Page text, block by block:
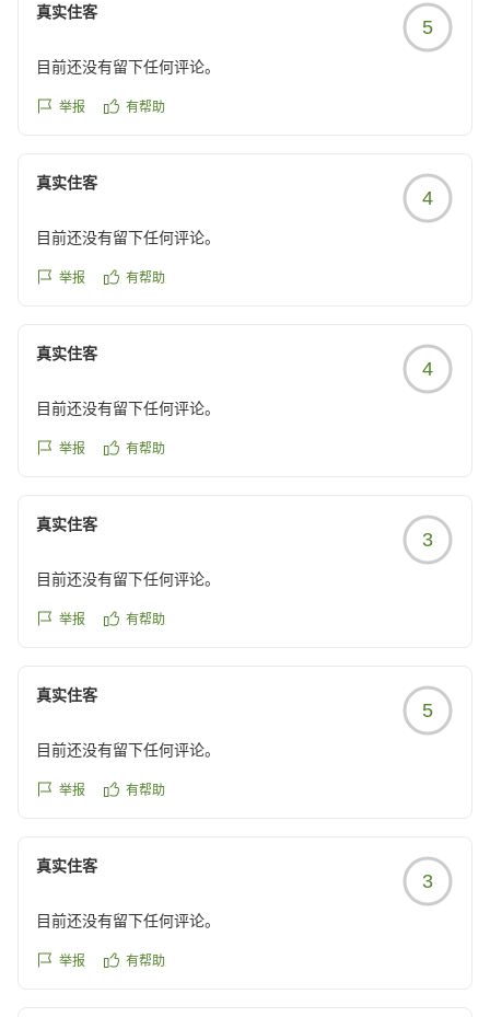
真实住客
5
目前还没有留下任何评论。
举报 有帮助
真实住客
4
目前还没有留下任何评论。
举报 有帮助
真实住客
4
目前还没有留下任何评论。
举报 有帮助
真实住客
3
目前还没有留下任何评论。
举报 有帮助
真实住客
5
目前还没有留下任何评论。
举报 有帮助
真实住客
3
目前还没有留下任何评论。
举报 有帮助